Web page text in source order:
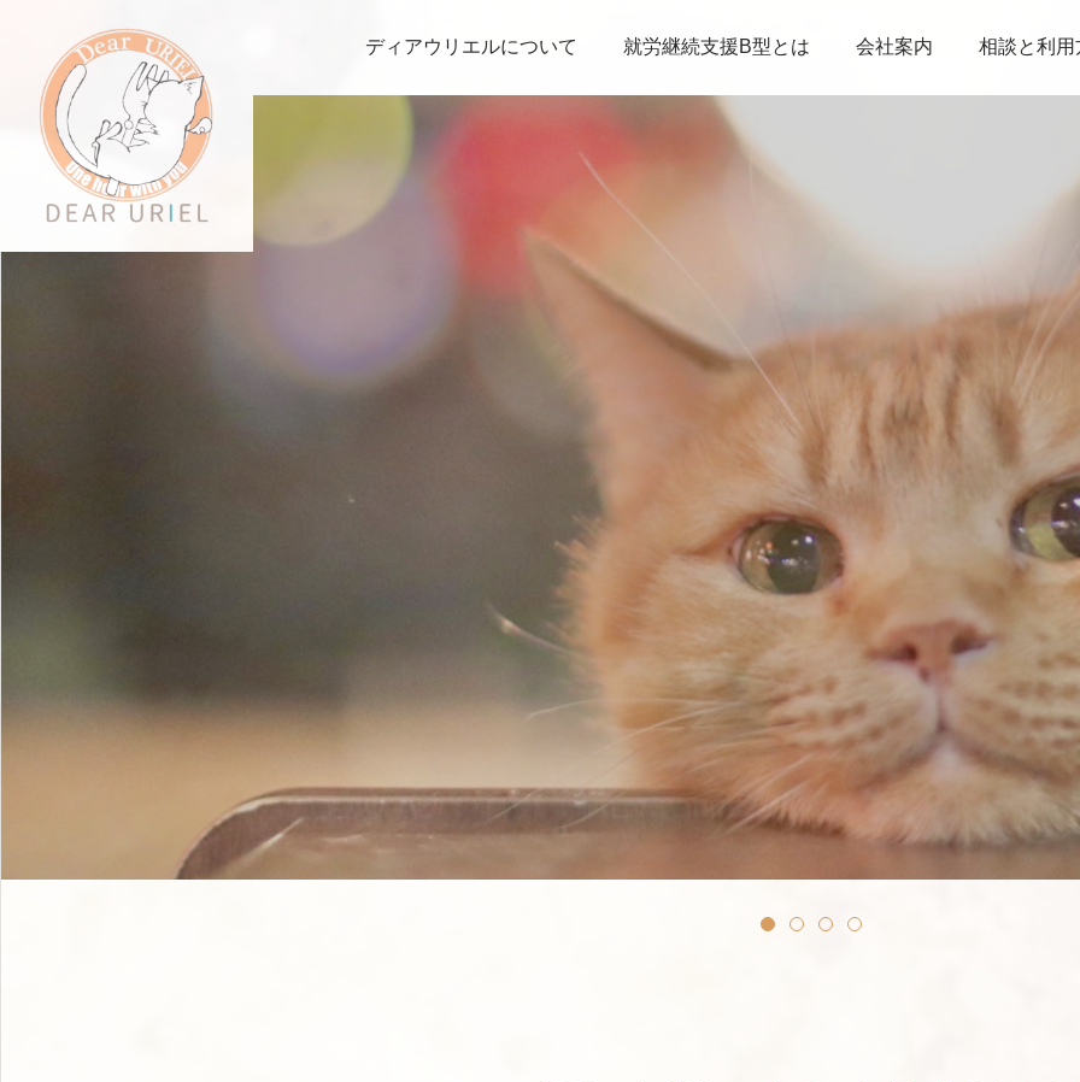
ディアウリエルについて 就労継続支援B型とは 会社案内 相談と利用
わ
た
し
た
ち
に
で
き
る
こ
と
っ
て
な
ん
だ
ろ
う
…